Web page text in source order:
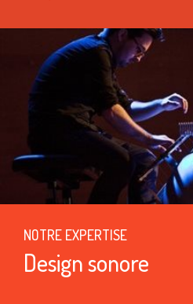
NOTRE EXPERTISE
Design sonore